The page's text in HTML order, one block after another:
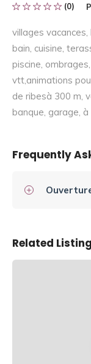
(0)
villages
bain, cuisine,
piscine,
vtt,animations
de ribesà 300 m,
banque, garage, à
Frequently
Related Listing